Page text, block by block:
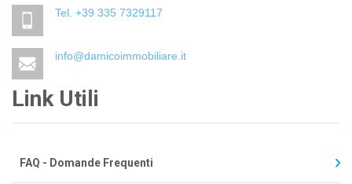
Tel. +39 335 7329117
info@damicoimmobiliare.it
Link Utili
FAQ - Domande Frequenti